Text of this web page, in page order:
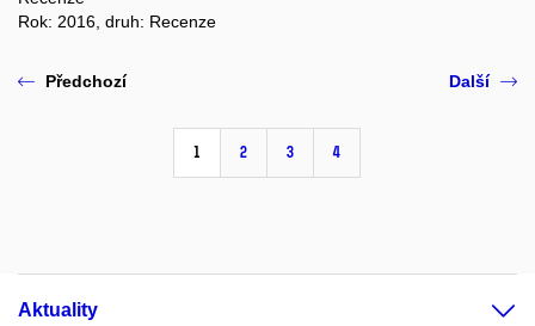
Rok: 2016, druh: Recenze
Předchozí
1 2 3 4
Další
Aktuality